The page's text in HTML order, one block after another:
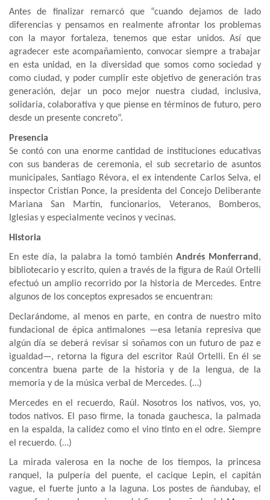
Antes de finalizar remarcó que “cuando dejamos de lado
diferencias y pensamos en realmente afrontar los problemas
con la mayor fortaleza, tenemos que estar unidos. Así que
agradecer este acompañamiento, convocar siempre a trabajar
en esta unidad, en la diversidad que somos como sociedad y
como ciudad, y poder cumplir este objetivo de generación tras
generación, dejar un poco mejor nuestra ciudad, inclusiva,
solidaria, colaborativa y que piense en términos de futuro, pero
desde un presente concreto”.
Presencia
Se contó con una enorme cantidad de instituciones educativas
con sus banderas de ceremonia, el sub secretario de asuntos
municipales, Santiago Révora, el ex intendente Carlos Selva, el
inspector Cristian Ponce, la presidenta del Concejo Deliberante
Mariana San Martín, funcionarios, Veteranos, Bomberos,
Iglesias y especialmente vecinos y vecinas.
Historia
En este día, la palabra la tomó también Andrés Monferrand,
bibliotecario y escrito, quien a través de la figura de Raúl Ortelli
efectuó un amplio recorrido por la historia de Mercedes. Entre
algunos de los conceptos expresados se encuentran:
Declarándome, al menos en parte, en contra de nuestro mito
fundacional de épica antimalones —esa letanía represiva que
algún día se deberá revisar si soñamos con un futuro de paz e
igualdad—, retorna la figura del escritor Raúl Ortelli. En él se
concentra buena parte de la historia y de la lengua, de la
memoria y de la música verbal de Mercedes. (…)
Mercedes en el recuerdo, Raúl. Nosotros los nativos, vos, yo,
todos nativos. El paso firme, la tonada gauchesca, la palmada
en la espalda, la calidez como el vino tinto en el odre. Siempre
el recuerdo. (…)
La mirada valerosa en la noche de los tiempos, la princesa
ranquel, la pulpería del puente, el cacique Lepin, el capitán
vague, el fuerte junto a la laguna. Los postes de ñandubay, el